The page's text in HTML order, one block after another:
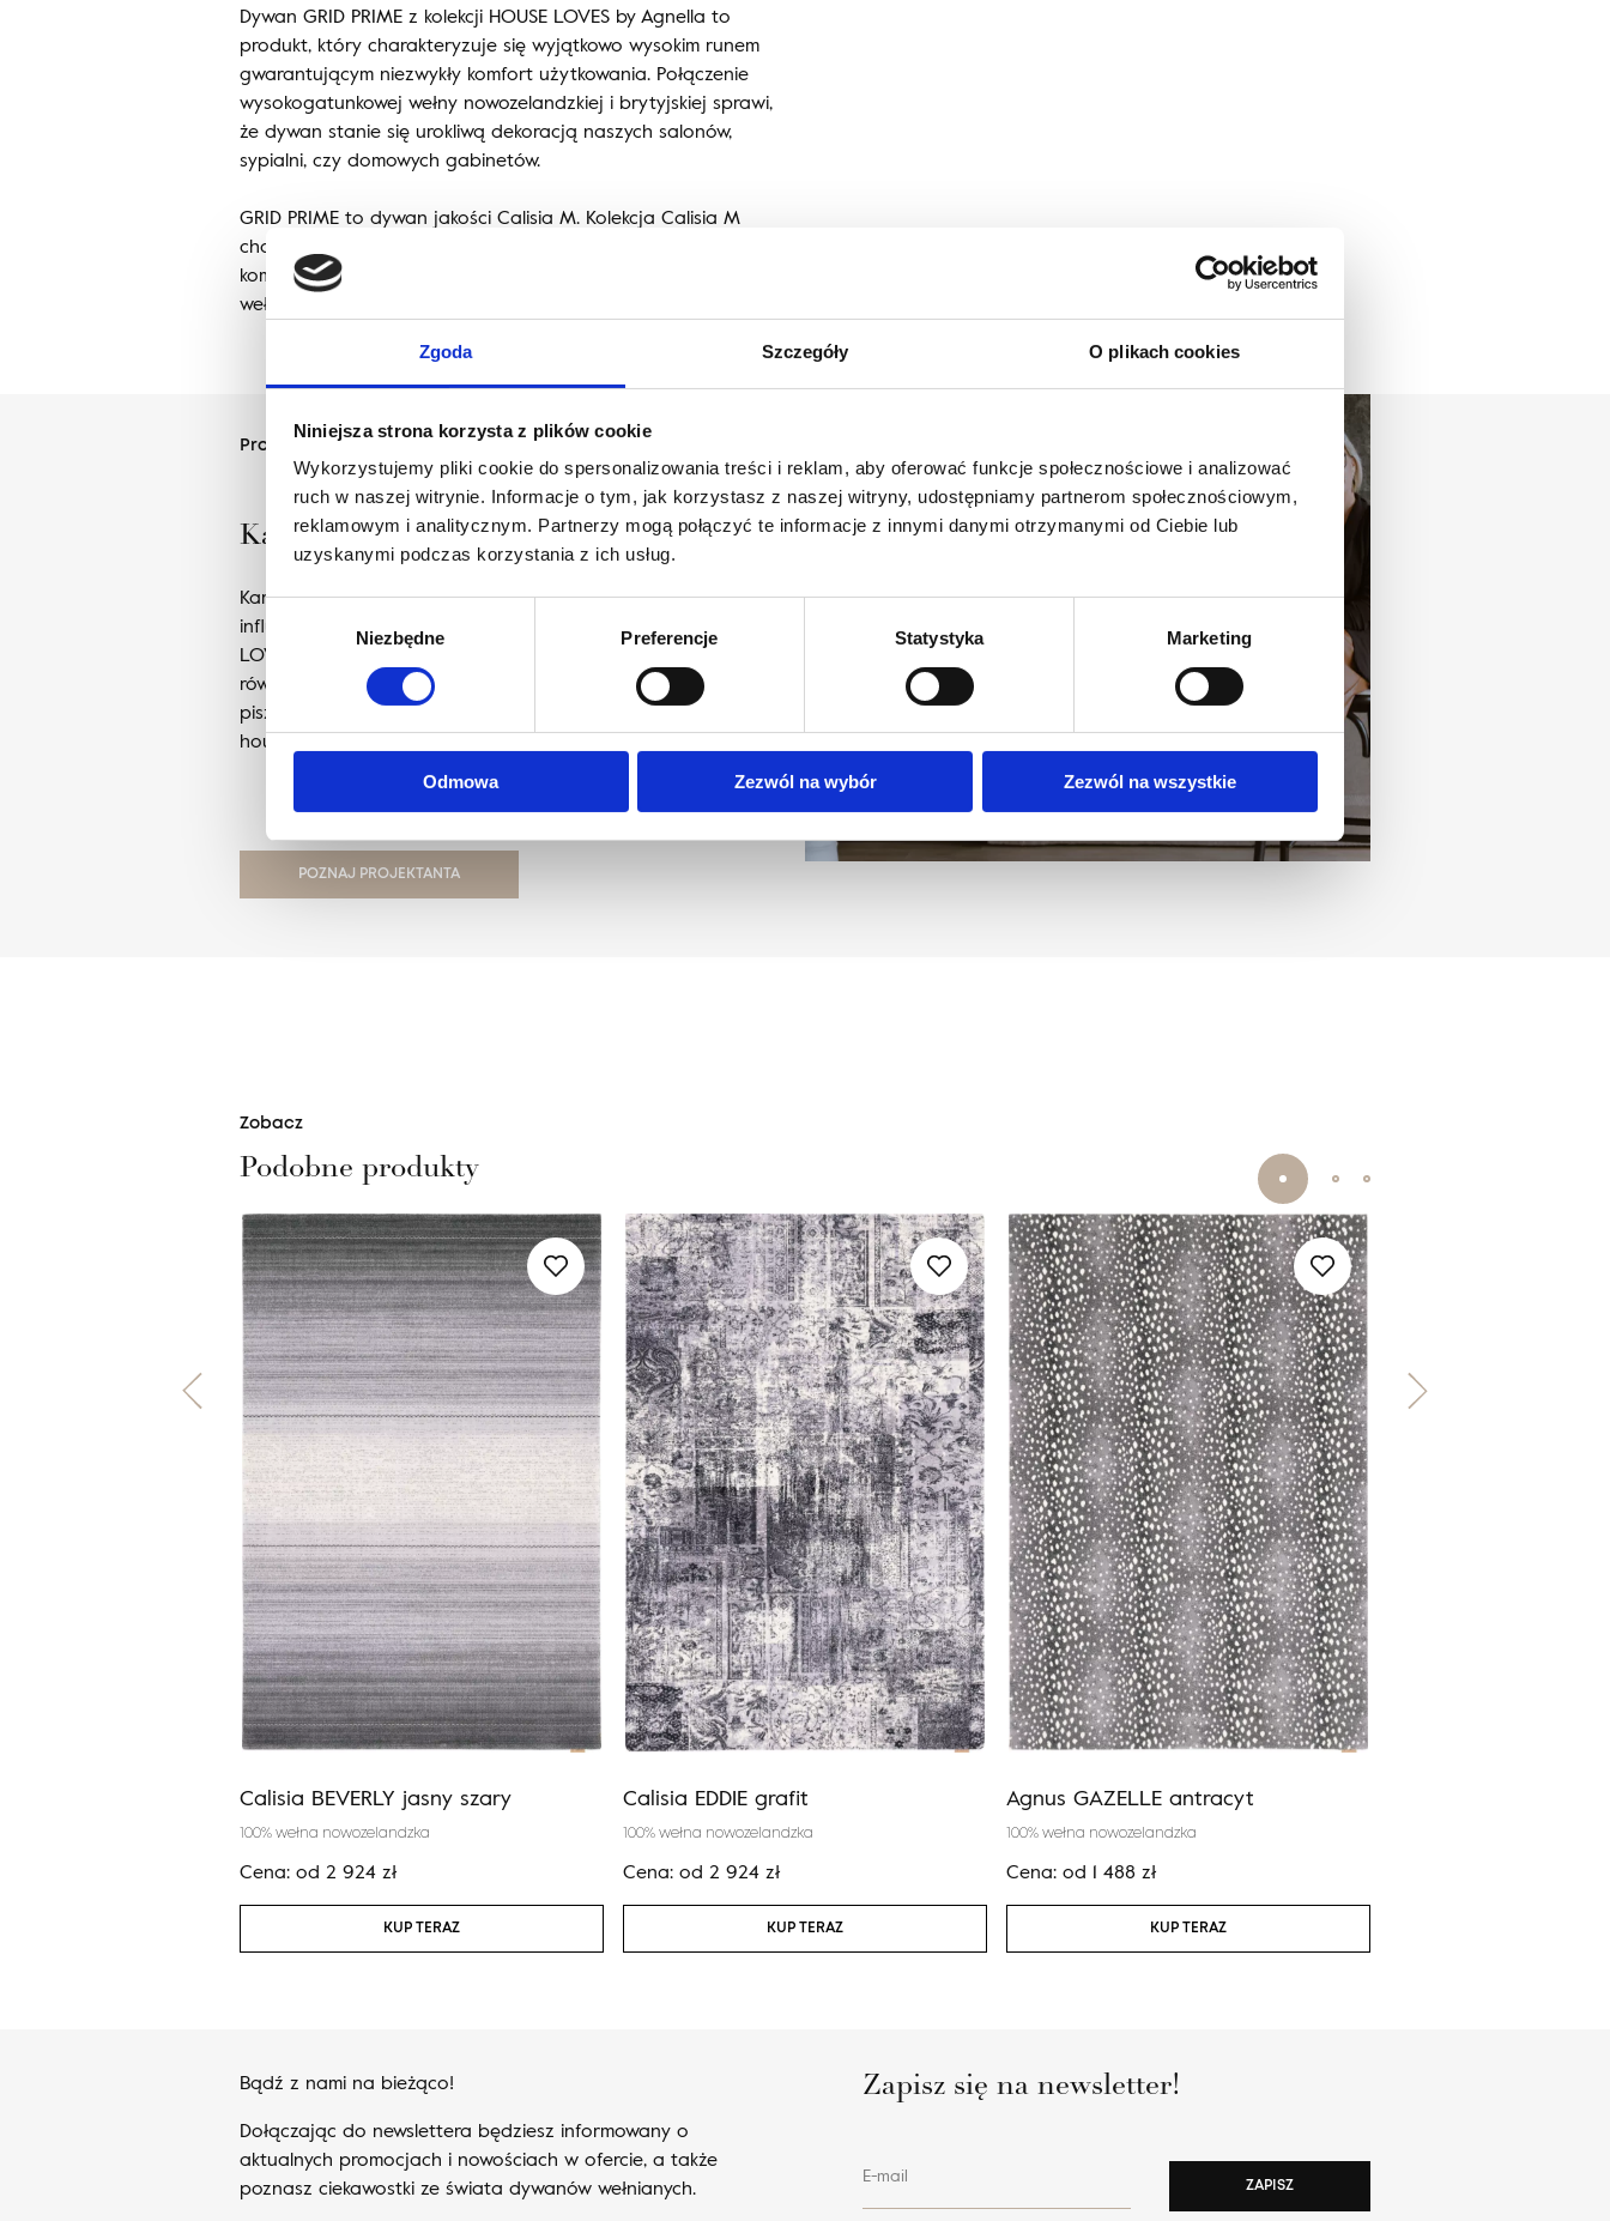
Zgoda Szczegóły O plikach cookies
Niniejsza strona korzysta z plików cookie
Wykorzystujemy pliki cookie do spersonalizowania treści i reklam, aby oferować funkcje społecznościowe i analizować
ruch w naszej witrynie. Informacje o tym, jak korzystasz z naszej witryny, udostępniamy partnerom społecznościowym,
reklamowym i analitycznym. Partnerzy mogą połączyć te informacje z innymi danymi otrzymanymi od Ciebie lub
uzyskanymi podczas korzystania z ich usług.
Niezbędne Preferencje Statystyka Marketing
Odmowa Zezwól na wybór Zezwól na wszystkie
Dywan GRID PRIME z kolekcji HOUSE LOVES by Agnella to
produkt, który charakteryzuje się wyjątkowo wysokim runem
gwarantującym niezwykły komfort użytkowania. Połączenie
wysokogatunkowej wełny nowozelandzkiej i brytyjskiej sprawi,
że dywan stanie się urokliwą dekoracją naszych salonów,
sypialni, czy domowych gabinetów.
GRID PRIME to dywan jakości Calisia M. Kolekcja Calisia M
charakteryzuje się wysokim runem gwarantującym wyjątkowy
komfort użytkowania. Została wytkana z wysokogatunkowej
wełny.
Projektant
Karolina Zagrodzka
Karolina Zagrodzka – projektantka wnętrz, blogerka oraz
influencerka. Prowadzi studio projektowania wnętrz HOUSE
LOVES, szkolenia dla początkujących projektantów, tworzy
również własne produkty do urządzania wnętrz oraz od lat
pisze jeden z największych blogów wnętrzarskich w Polsce:
houseloves.com.
POZNAJ PROJEKTANTA
Zobacz
Podobne produkty
Calisia BEVERLY jasny szary
100% wełna nowozelandzka
Cena: od 2 924 zł
KUP TERAZ
Calisia EDDIE grafit
100% wełna nowozelandzka
Cena: od 2 924 zł
KUP TERAZ
Agnus GAZELLE antracyt
100% wełna nowozelandzka
Cena: od 1 488 zł
KUP TERAZ
Bądź z nami na bieżąco!
Dołączając do newslettera będziesz informowany o
aktualnych promocjach i nowościach w ofercie, a także
poznasz ciekawostki ze świata dywanów wełnianych.
Zapisz się na newsletter!
E-mail ZAPISZ